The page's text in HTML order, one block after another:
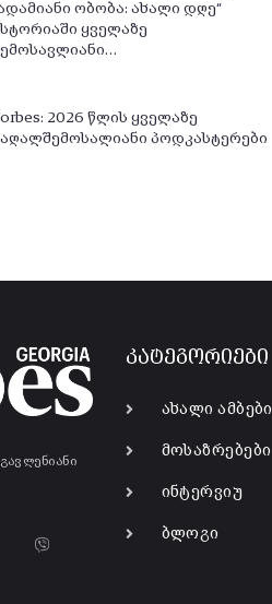
ობობა: ახალი დღე“
ყველაზე
2026 წლის ყველაზე
პოდკასტერები
კატეგორიები
ახალი ამბები
მოსაზრებები
ინტერვიუ
ბლოგი